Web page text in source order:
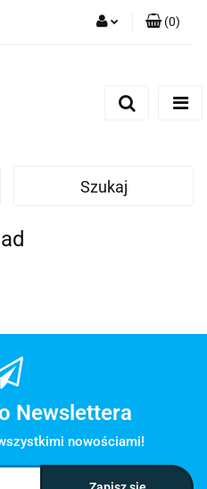
(0)
Szukaj
Newslettera
nowościami!